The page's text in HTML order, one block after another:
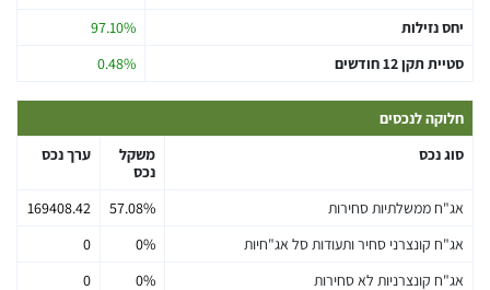
יחס נזילות
97.10%
סטיית תקן 12 חודשים
0.48%
חלוקה לנכסים
סוג נכס
משקל
נכס
ערך נכס
אג"ח ממשלתיות סחירות 57.08%
169408.42
אג"ח קונצרני סחיר ותעודות סל אג"חיות
0%
0
אג"ח קונצרניות לא סחירות
0%
0